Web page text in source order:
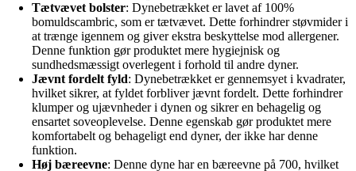
Tætvævet bolster: Dynebetrækket er lavet af 100%
bomuldscambric, som er tætvævet. Dette forhindrer støvmider i
at trænge igennem og giver ekstra beskyttelse mod allergener.
Denne funktion gør produktet mere hygiejnisk og
sundhedsmæssigt overlegent i forhold til andre dyner.
Jævnt fordelt fyld: Dynebetrækket er gennemsyet i kvadrater,
hvilket sikrer, at fyldet forbliver jævnt fordelt. Dette forhindrer
klumper og ujævnheder i dynen og sikrer en behagelig og
ensartet soveoplevelse. Denne egenskab gør produktet mere
komfortabelt og behageligt end dyner, der ikke har denne
funktion.
Høj bæreevne: Denne dyne har en bæreevne på 700, hvilket